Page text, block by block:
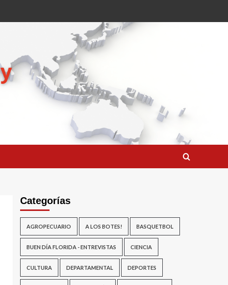
Categorías
AGROPECUARIO A LOS BOTES! BASQUETBOL
BUEN DÍA FLORIDA - ENTREVISTAS CIENCIA
CULTURA DEPARTAMENTAL DEPORTES